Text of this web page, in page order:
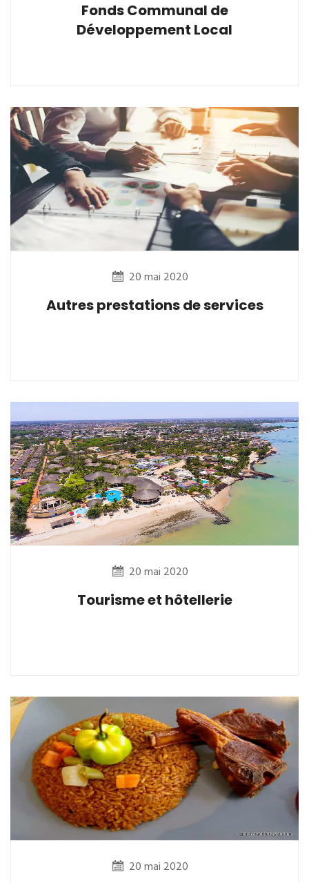
Fonds Communal de
Développement Local
20 mai 2020
Autres prestations de services
20 mai 2020
Tourisme et hôtellerie
20 mai 2020